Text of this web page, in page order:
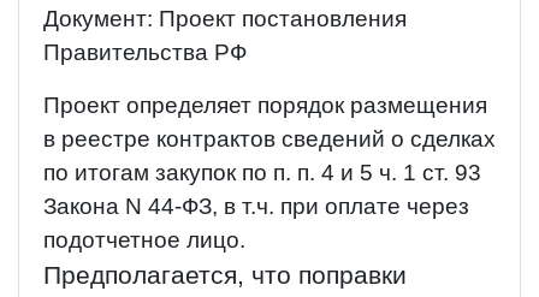
Документ: Проект постановления
Правительства РФ
Проект определяет порядок размещения
в реестре контрактов сведений о сделках
по итогам закупок по п. п. 4 и 5 ч. 1 ст. 93
Закона N 44-ФЗ, в т.ч. при оплате через
подотчетное лицо.
Предполагается, что поправки